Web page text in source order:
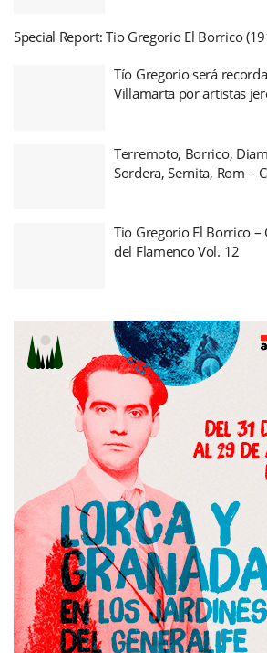
Special Report: Tio Gregorio El Borrico
Tío Gregorio será
Villamarta por artistas
Terremoto, Borrico,
Sordera, Sernita, Rom –
Tio Gregorio El Borrico –
del Flamenco Vol. 12